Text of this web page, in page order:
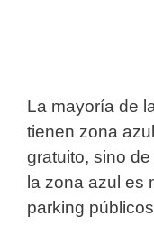
La mayoría de
tienen zona
gratuito, sino
la zona azul es
parking